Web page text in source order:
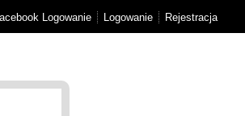
Logowanie Logowanie Rejestracja